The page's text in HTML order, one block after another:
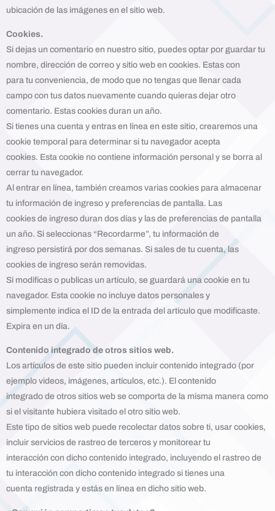
ubicación de las imágenes en el sitio web.
Cookies.
Si dejas un comentario en nuestro sitio, puedes optar por guardar tu
nombre, dirección de correo y sitio web en cookies. Estas con
para tu conveniencia, de modo que no tengas que llenar cada
campo con tus datos nuevamente cuando quieras dejar otro
comentario. Estas cookies duran un año.
Si tienes una cuenta y entras en línea en este sitio, crearemos una
cookie temporal para determinar si tu navegador acepta
cookies. Esta cookie no contiene información personal y se borra al
cerrar tu navegador.
Al entrar en línea, también creamos varias cookies para almacenar
tu información de ingreso y preferencias de pantalla. Las
cookies de ingreso duran dos días y las de preferencias de pantalla
un año. Si seleccionas “Recordarme”, tu información de
ingreso persistirá por dos semanas. Si sales de tu cuenta, las
cookies de ingreso serán removidas.
Si modificas o publicas un artículo, se guardará una cookie en tu
navegador. Esta cookie no incluye datos personales y
simplemente indica el ID de la entrada del artículo que modificaste.
Expira en un día.
Contenido integrado de otros sitios web.
Los artículos de este sitio pueden incluir contenido integrado (por
ejemplo videos, imágenes, artículos, etc.). El contenido
integrado de otros sitios web se comporta de la misma manera como
si el visitante hubiera visitado el otro sitio web.
Este tipo de sitios web puede recolectar datos sobre ti, usar cookies,
incluir servicios de rastreo de terceros y monitorear tu
interacción con dicho contenido integrado, incluyendo el rastreo de
tu interacción con dicho contenido integrado si tienes una
cuenta registrada y estás en línea en dicho sitio web.